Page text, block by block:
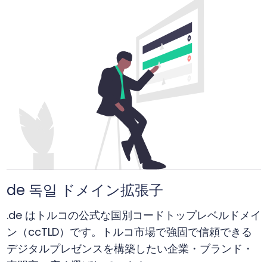
de 독일 ドメイン拡張子
.de はトルコの公式な国別コードトップレベルドメイ
ン（ccTLD）です。トルコ市場で強固で信頼できる
デジタルプレゼンスを構築したい企業・ブランド・